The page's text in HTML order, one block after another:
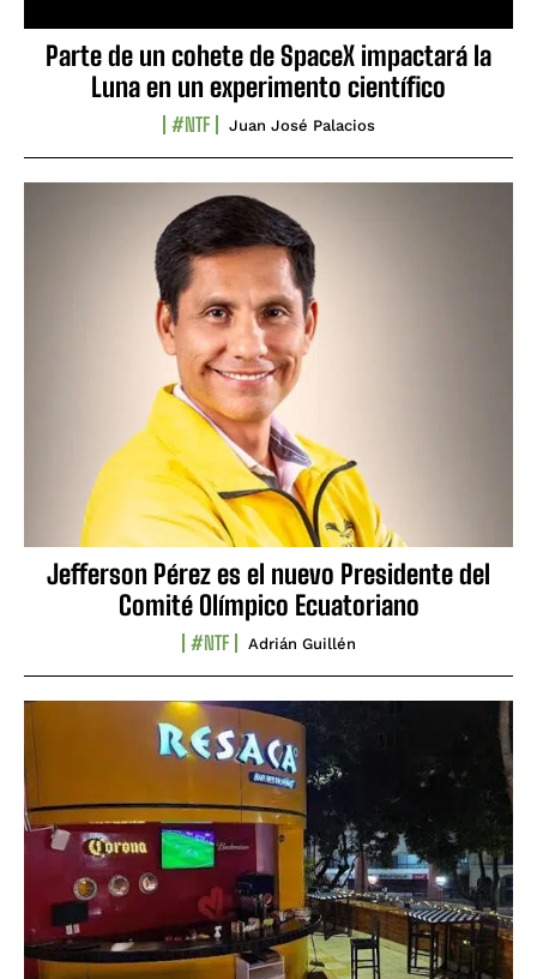
Parte de un cohete de SpaceX impactará la
Luna en un experimento científico
#NTF Juan José Palacios
Jefferson Pérez es el nuevo Presidente del
Comité Olímpico Ecuatoriano
#NTF Adrián Guillén